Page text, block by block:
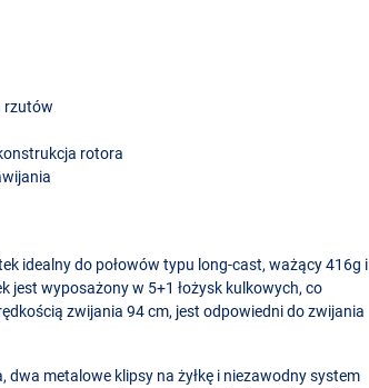
rzutów
rotora
idealny do połowów typu long-cast, ważący 416g i
jest wyposażony w 5+1 łożysk kulkowych, co
zwijania 94 cm, jest odpowiedni do zwijania
dwa metalowe klipsy na żyłkę i niezawodny system